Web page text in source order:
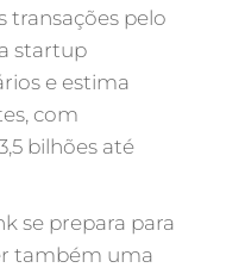
transações pelo
startup
e estima
com
bilhões até
se prepara para
também uma